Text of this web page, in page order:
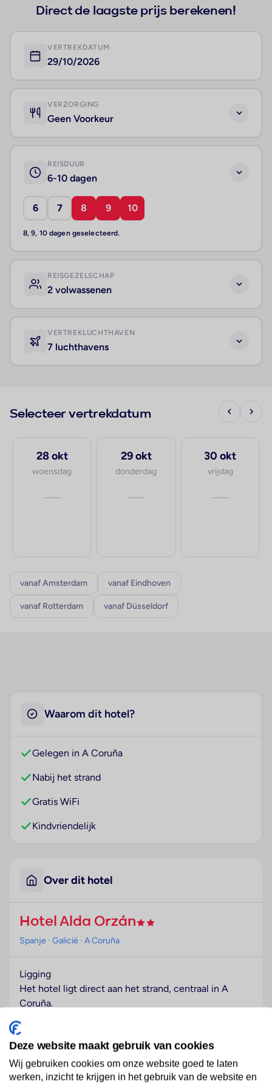
Direct de laagste prijs berekenen!
VERTREKDATUM
29/10/2026
VERZORGING
Geen Voorkeur
REISDUUR
6-10 dagen
6 7 8 9 10
8, 9, 10 dagen geselecteerd.
REISGEZELSCHAP
2 volwassenen
VERTREKLUCHTHAVEN
7 luchthavens
Selecteer vertrekdatum
28 okt
woensdag
—
29 okt
donderdag
—
30 okt
vrijdag
—
vanaf Amsterdam vanaf Eindhoven
vanaf Rotterdam vanaf Düsseldorf
Waarom dit hotel?
Gelegen in A Coruña
Nabij het strand
Gratis WiFi
Kindvriendelijk
Over dit hotel
Hotel Alda Orzán
Spanje · Galicië · A Coruña
Ligging
Het hotel ligt direct aan het strand, centraal in A
Coruña.
Hotelfaciliteiten
Het vriendelijke personeel aan de receptie is graag bij
alle vragen behulpzaam. Tot de faciliteiten van het
hotel behoren een bagagedepot en een kluis. In het
Deze website maakt gebruik van cookies
Wij gebruiken cookies om onze website goed te laten
werken, inzicht te krijgen in het gebruik van de website en